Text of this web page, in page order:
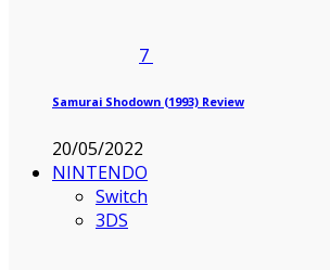
7
Samurai Shodown (1993) Review
20/05/2022
NINTENDO
Switch
3DS